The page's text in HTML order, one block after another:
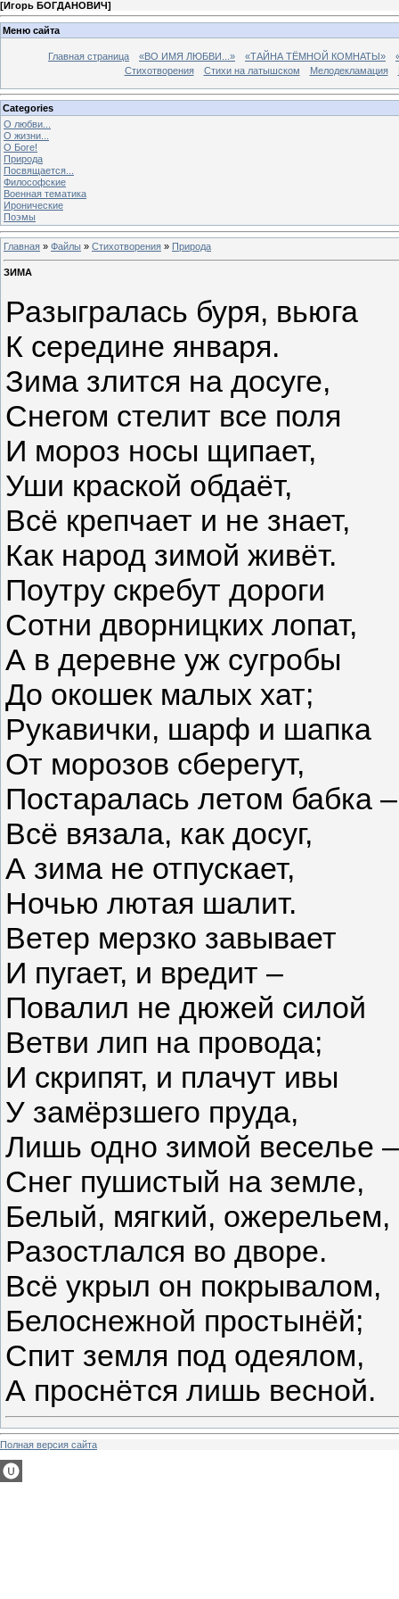
[Игорь БОГДАНОВИЧ]
Меню сайта
Главная страница «ВО ИМЯ ЛЮБВИ...» «ТАЙНА ТЁМНОЙ КОМНАТЫ»
Стихотворения
Стихи на латышском Мелодекламация
Categories
О любви...
О жизни...
О Боге!
Природа
Посвящается...
Философские
Военная тематика
Иронические
Поэмы
Главная » Файлы » Стихотворения » Природа
ЗИМА
Разыгралась буря, вьюга
К середине января.
Зима злится на досуге,
Снегом стелит все поля
И мороз носы щипает,
Уши краской обдаёт,
Всё крепчает и не знает,
Как народ зимой живёт.
Поутру скребут дороги
Сотни дворницких лопат,
А в деревне уж сугробы
До окошек малых хат;
Рукавички, шарф и шапка
От морозов сберегут,
Постаралась летом бабка –
Всё вязала, как досуг,
А зима не отпускает,
Ночью лютая шалит.
Ветер мерзко завывает
И пугает, и вредит –
Повалил не дюжей силой
Ветви лип на провода;
И скрипят, и плачут ивы
У замёрзшего пруда,
Лишь одно зимой веселье –
Снег пушистый на земле,
Белый, мягкий, ожерельем,
Разостлался во дворе.
Всё укрыл он покрывалом,
Белоснежной простынёй;
Спит земля под одеялом,
А проснётся лишь весной.
Полная версия сайта